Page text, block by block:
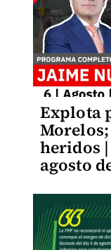
Explota
heridos |
agosto